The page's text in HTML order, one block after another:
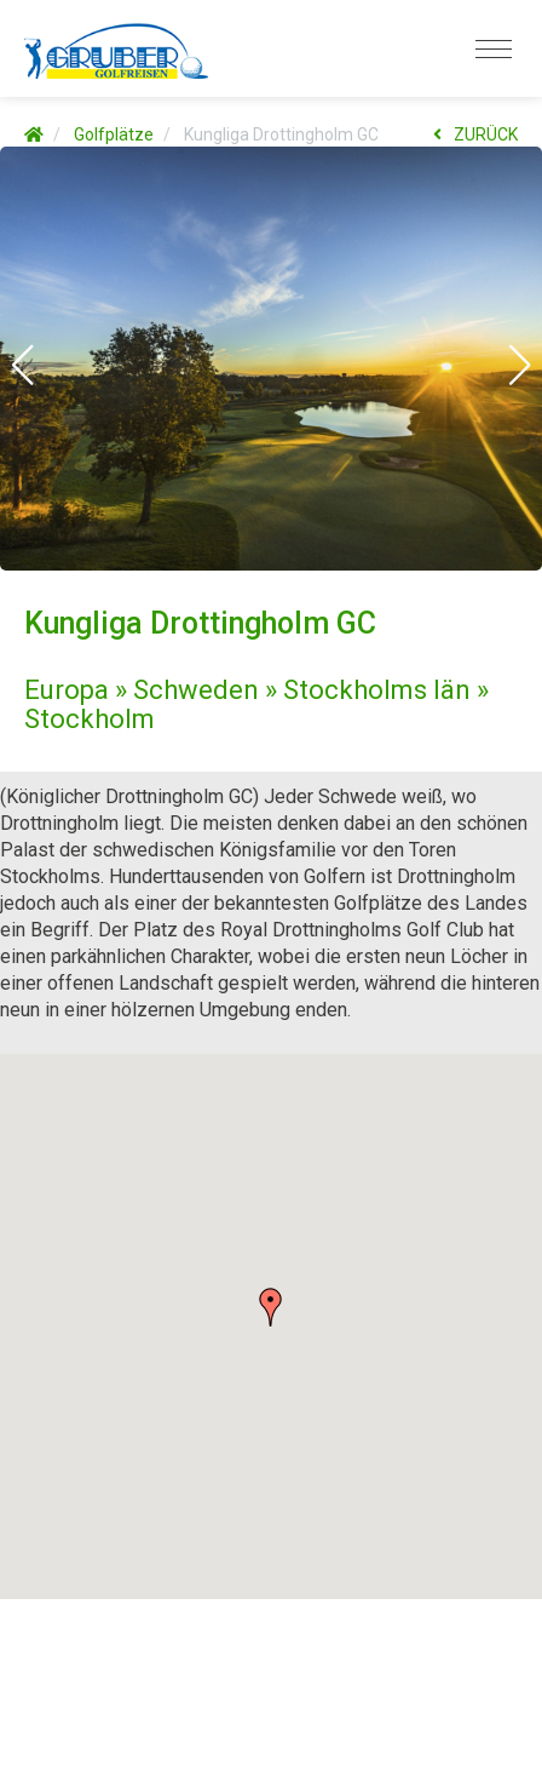
Golfplätze Kungliga Drottingholm GC ZURÜCK
Kungliga Drottingholm GC
Europa » Schweden » Stockholms Iän »
Stockholm
(Königlicher Drottningholm GC) Jeder Schwede weiß, wo
Drottningholm liegt. Die meisten denken dabei an den schönen
Palast der schwedischen Königsfamilie vor den Toren
Stockholms. Hunderttausenden von Golfern ist Drottningholm
jedoch auch als einer der bekanntesten Golfplätze des Landes
ein Begriff. Der Platz des Royal Drottningholms Golf Club hat
einen parkähnlichen Charakter, wobei die ersten neun Löcher in
einer offenen Landschaft gespielt werden, während die hinteren
neun in einer hölzernen Umgebung enden.